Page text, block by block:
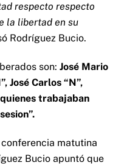
respecto respecto
la libertad en su
Rodríguez Bucio.
son:José Mario
José Carlos “N”,
quienes trabajaban
matutina
Bucio apuntó que